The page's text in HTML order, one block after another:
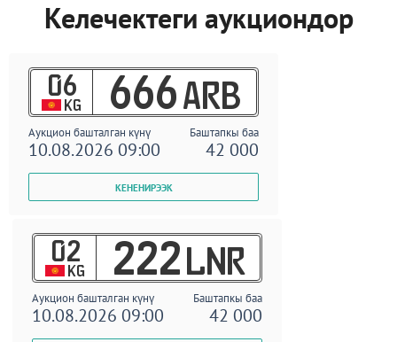
Келечектеги аукциондор
06
KG 666 ARB
Аукцион башталган күнү Баштапкы баа
10.08.2026 09:00 42 000
02
KG 222 LNR
Аукцион башталган күнү Баштапкы баа
10.08.2026 09:00 42 000